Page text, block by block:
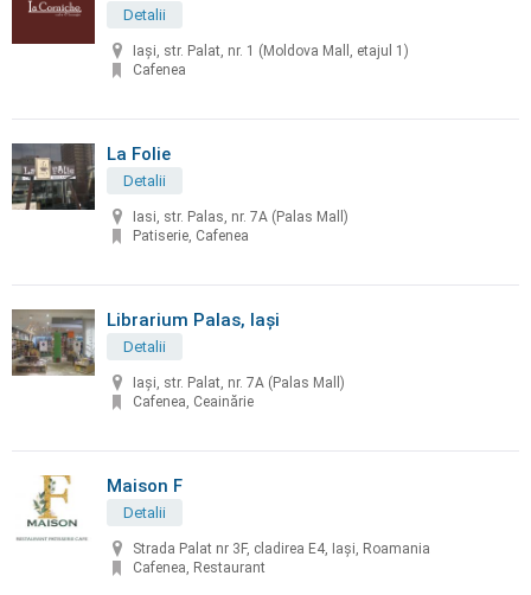
Detalii
Iași, str. Palat, nr. 1 (Moldova Mall, etajul 1)
Cafenea
La Folie
Detalii
Iasi, str. Palas, nr. 7A (Palas Mall)
Patiserie, Cafenea
Librarium Palas, Iaşi
Detalii
Iaşi, str. Palat, nr. 7A (Palas Mall)
Cafenea, Ceainărie
Maison F
Detalii
Strada Palat nr 3F, cladirea E4, Iași, Roamania
Cafenea, Restaurant